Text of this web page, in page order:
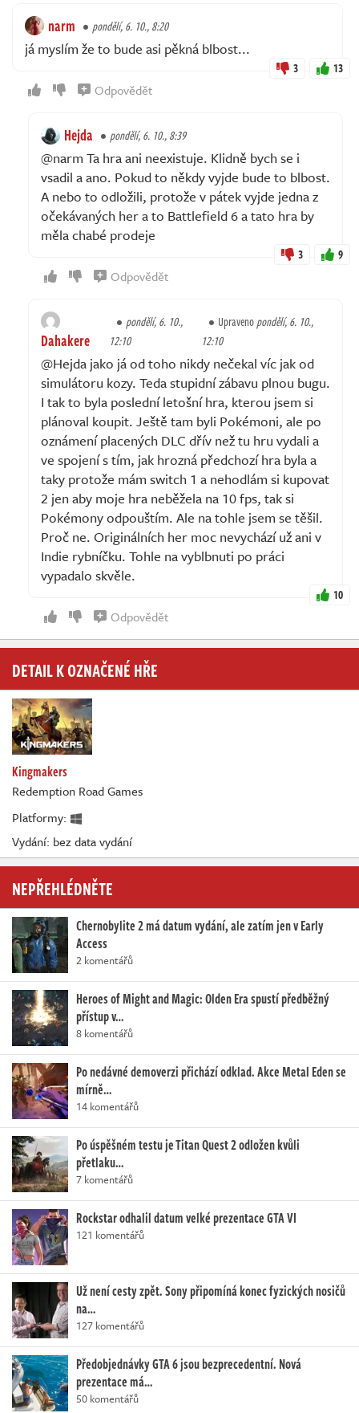
narm pondělí, 6. 10., 8:20
já myslím že to bude asi pěkná blbost...
3 13
Odpovědět
Hejda pondělí, 6. 10., 8:39
@narm Ta hra ani neexistuje. Klidně bych se i
vsadil a ano. Pokud to někdy vyjde bude to blbost.
A nebo to odložili, protože v pátek vyjde jedna z
očekávaných her a to Battlefield 6 a tato hra by
měla chabé prodeje
3 9
Odpovědět
Dahakere
pondělí, 6. 10.,
12:10
Upravenopondělí, 6. 10.,
12:10
@Hejda jako já od toho nikdy nečekal víc jak od
simulátoru kozy. Teda stupidní zábavu plnou bugu.
I tak to byla poslední letošní hra, kterou jsem si
plánoval koupit. Ještě tam byli Pokémoni, ale po
oznámení placených DLC dřív než tu hru vydali a
ve spojení s tím, jak hrozná předchozí hra byla a
taky protože mám switch 1 a nehodlám si kupovat
2 jen aby moje hra neběžela na 10 fps, tak si
Pokémony odpouštím. Ale na tohle jsem se těšil.
Proč ne. Originálních her moc nevychází už ani v
Indie rybníčku. Tohle na vyblbnuti po práci
vypadalo skvěle.
10
Odpovědět
DETAIL K OZNAČENÉ HŘE
Kingmakers
Redemption Road Games
Platformy:
Vydání: bez data vydání
NEPŘEHLÉDNĚTE
Chernobylite 2 má datum vydání, ale zatím jen v Early
Access
2 komentářů
Heroes of Might and Magic: Olden Era spustí předběžný
přístup v…
8 komentářů
Po nedávné demoverzi přichází odklad. Akce Metal Eden se
mírně…
14 komentářů
Po úspěšném testu je Titan Quest 2 odložen kvůli
přetlaku…
7 komentářů
Rockstar odhalil datum velké prezentace GTA VI
121 komentářů
Už není cesty zpět. Sony připomíná konec fyzických nosičů
na…
127 komentářů
Předobjednávky GTA 6 jsou bezprecedentní. Nová
prezentace má…
50 komentářů